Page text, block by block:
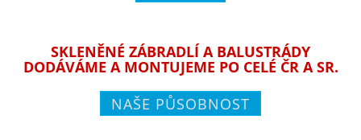
SKLENĚNÉ ZÁBRADLÍ A BALUSTRÁDY
DODÁVÁME A MONTUJEME PO CELÉ ČR A SR.
NAŠE PŮSOBNOST